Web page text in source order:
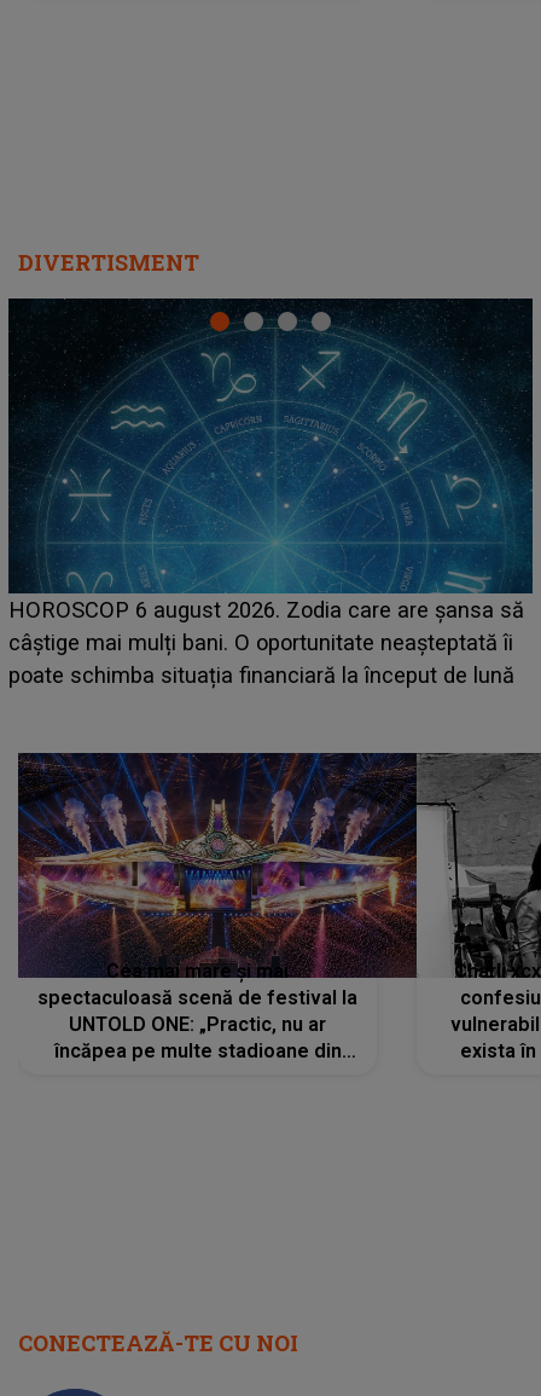
DIVERTISMENT
LINE-UP UNTOLD ONE, prima zi. Cine sunt artiștii
care deschid festivalul și de la ce ore au loc cele mai
așteptate concerte pe scena principală?
Cea mai mare și mai
spectaculoasă scenă de festival la
UNTOLD ONE: „Practic, nu ar
încăpea pe multe stadioane din
Charli
exista
CONECTEAZĂ-TE CU NOI